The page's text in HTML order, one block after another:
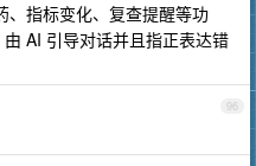
、指标变化、复查提醒等功
AI 引导对话并且指正表达错
96